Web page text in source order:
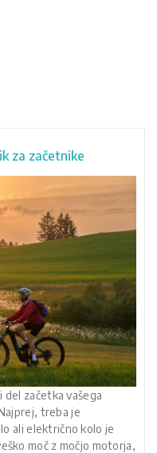
za začetnike
del začetka vašega
treba je
ali električno kolo je
moč z močjo motorja,